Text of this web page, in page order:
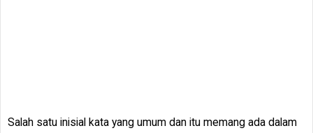
Salah satu inisial kata yang umum dan itu memang ada dalam